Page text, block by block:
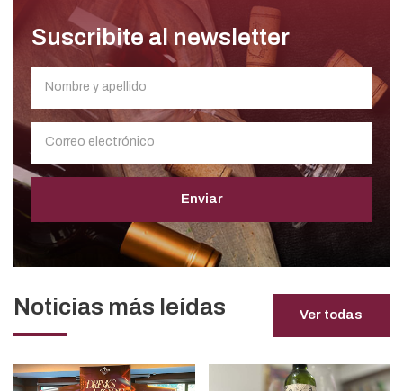
Suscribite al newsletter
Enviar
Noticias más leídas Ver todas